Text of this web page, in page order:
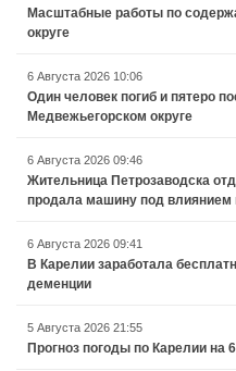
Масштабные работы по
округе
6 Августа 2026 10:06
Один человек погиб и пятеро
Медвежьегорском округе
6 Августа 2026 09:46
Жительница Петрозаводска
продала машину под влиянием
6 Августа 2026 09:41
В Карелии заработала
деменции
5 Августа 2026 21:55
Прогноз погоды по Карелии на 6